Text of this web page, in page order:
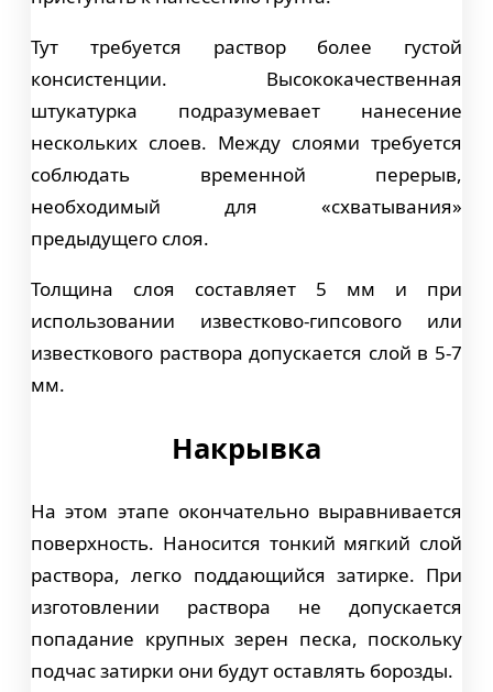
Тут требуется раствор более густой
консистенции. Высококачественная
штукатурка подразумевает нанесение
нескольких слоев. Между слоями требуется
соблюдать временной перерыв,
необходимый для «схватывания»
предыдущего слоя.
Толщина слоя составляет 5 мм и при
использовании известково-гипсового или
известкового раствора допускается слой в 5-7
мм.
Накрывка
На этом этапе окончательно выравнивается
поверхность. Наносится тонкий мягкий слой
раствора, легко поддающийся затирке. При
изготовлении раствора не допускается
попадание крупных зерен песка, поскольку
подчас затирки они будут оставлять борозды.